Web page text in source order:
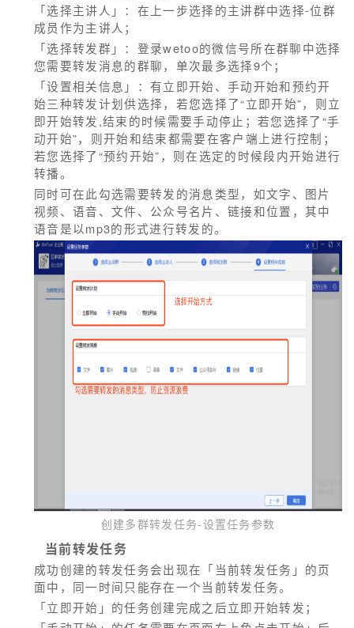
「选择主讲人」：在上一步选择的主讲群中选择-位群
成员作为主讲人；
「选择转发群」：登录wetoo的微信号所在群聊中选择
您需要转发消息的群聊，单次最多选择9个；
「设置相关信息」：有立即开始、手动开始和预约开
始三种转发计划供选择，若您选择了“立即开始”，则立
即开始转发,结束的时候需要手动停止；若您选择了“手
动开始”，则开始和结束都需要在客户端上进行控制；
若您选择了“预约开始”，则在选定的时候段内开始进行
转播。
同时可在此勾选需要转发的消息类型，如文字、图片
视频、语音、文件、公众号名片、链接和位置，其中
语音是以mp3的形式进行转发的。
创建多群转发任务-设置任务参数
当前转发任务
成功创建的转发任务会出现在「当前转发任务」的页
面中，同一时间只能存在一个当前转发任务。
「立即开始」的任务创建完成之后立即开始转发；